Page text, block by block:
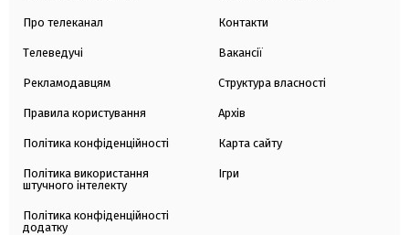
Про телеканал
Телеведучі
Рекламодавцям
Правила користування
Політика конфіденційності
Політика використання
штучного інтелекту
Політика конфіденційності
додатку
Контакти
Вакансії
Структура власності
Архів
Карта сайту
Ігри